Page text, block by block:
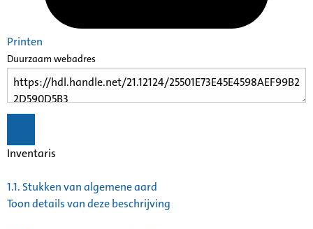
Printen
Duurzaam webadres
Inventaris
1.1. Stukken van algemene aard
Toon details van deze beschrijving